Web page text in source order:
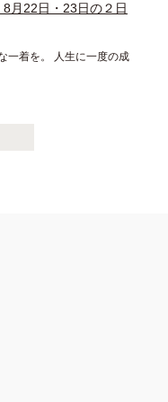
8月22日・23日の２日
一着を。 人生に一度の成